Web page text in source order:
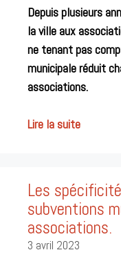
Depuis plusieurs
la ville aux
ne tenant pas
municipale réduit
associations.
Lire la suite
Les
subventions
associations.
3 avril 2023